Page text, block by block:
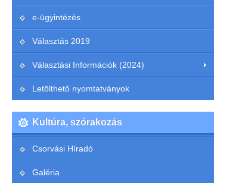
e-ügyintézés
Választás 2019
Választási Információk (2024)
Letölthető nyomtatványok
Kultúra, szórakozás
Csorvási Híradó
Galéria